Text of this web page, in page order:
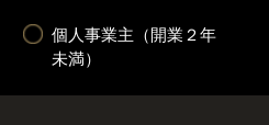
個人事業主（開業２年
未満）